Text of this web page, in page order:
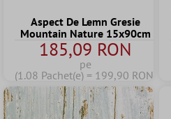
Aspect De Lemn Gresie
Mountain Nature 15x90cm
185,09 RON
pe
(1.08 Pachet(e) = 199,90 RON)